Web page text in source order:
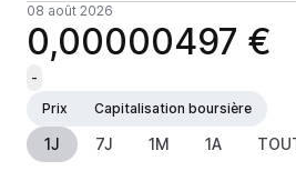
08 août 2026
0,00000497 €
-
Prix
Capitalisation boursière
1J 7J 1M 1A